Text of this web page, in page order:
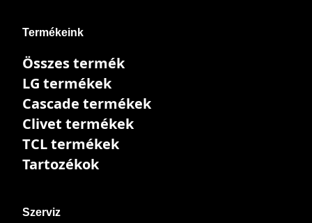
Termékeink
Összes termék
LG termékek
Cascade termékek
Clivet termékek
TCL termékek
Tartozékok
Szerviz